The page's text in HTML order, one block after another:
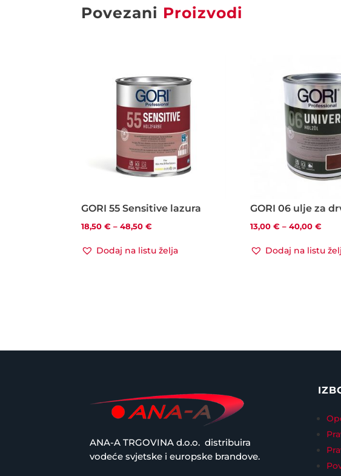
Povezani Proizvodi
GORI 55 Sensitive lazura
18,50€ – 48,50€Raspon
Dodaj na listu želja
GORI 06 ulje za
13,00€ – 40,00€
Dodaj na listu
ANA-A TRGOVINA d.o.o. distribuira
vodeće svjetske i europske brandove.